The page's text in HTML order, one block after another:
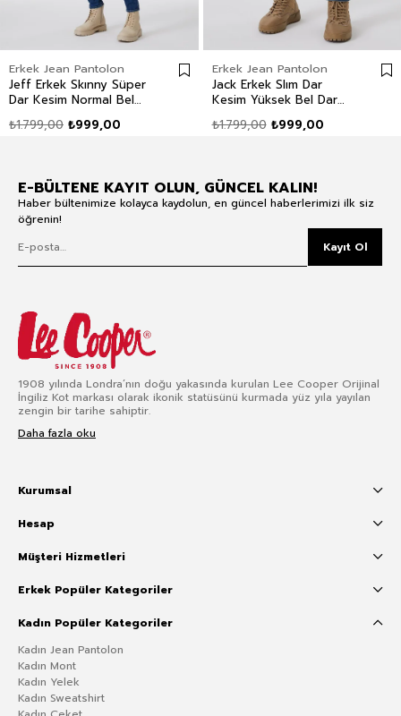
Erkek Jean Pantolon
Jeff Erkek Skınny Süper
Dar Kesim Normal Bel
Mavi
₺999,00
₺1.799,00
Erkek Jean Pantolon
Jack Erkek Slım Dar
Kesim Yüksek Bel Dar
₺999,00
₺1.799,00
E-BÜLTENE KAYIT OLUN, GÜNCEL KALIN!
Haber bültenimize kolayca kaydolun, en güncel haberlerimizi ilk siz
öğrenin!
Kayıt Ol
1908 yılında Londra’nın doğu yakasında kurulan Lee Cooper Orijinal
İngiliz Kot markası olarak ikonik statüsünü kurmada yüz yıla yayılan
zengin bir tarihe sahiptir.
Daha fazla oku
Kurumsal
Hesap
Müşteri Hizmetleri
Erkek Popüler Kategoriler
Kadın Popüler Kategoriler
Kadın Jean Pantolon
Kadın Mont
Kadın Yelek
Kadın Sweatshirt